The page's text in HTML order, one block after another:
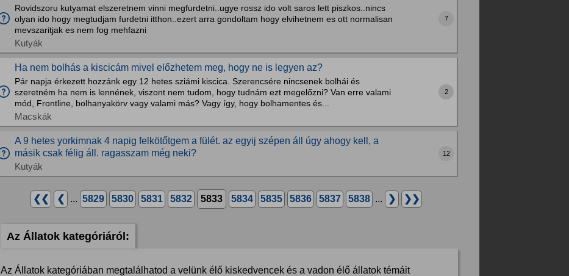
Rovidszoru kutyamat elszeretnem vinni megfurdetni..ugye rossz ido volt saros lett piszkos..nincs
olyan ido hogy megtudjam furdetni itthon..ezert arra gondoltam hogy elvihetnem es ott normalisan
mevszaritjak es nem fog mehfazni
Kutyák
7
Ha nem bolhás a kiscicám mivel előzhetem meg, hogy ne is legyen az?
Pár napja érkezett hozzánk egy 12 hetes sziámi kiscica. Szerencsére nincsenek bolhái és
szeretném ha nem is lennének, viszont nem tudom, hogy tudnám ezt megelőzni? Van erre valami
mód, Frontline, bolhanyakörv vagy valami más? Vagy így, hogy bolhamentes és...
Macskák
2
A 9 hetes yorkimnak 4 napig felkötőtgem a fülét. az egyij szépen áll úgy ahogy kell, a
másik csak félig áll. ragasszam még neki?
Kutyák
12
❮❮ ❮ ... 5829 5830 5831 5832 5833 5834 5835 5836 5837 5838 ... ❯ ❯❯
Az Állatok kategóriáról:
Az Állatok kategóriában megtalálhatod a velünk élő kiskedvencek és a vadon élő állatok témáit